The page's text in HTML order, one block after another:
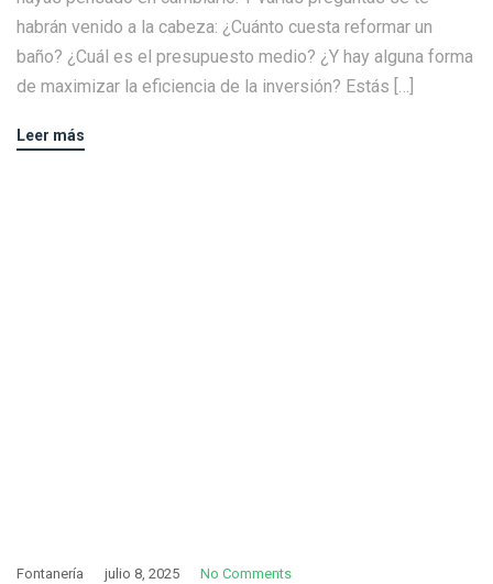
habrán venido a la cabeza: ¿Cuánto cuesta reformar un
baño? ¿Cuál es el presupuesto medio? ¿Y hay alguna forma
de maximizar la eficiencia de la inversión? Estás […]
Leer más
Fontanería julio 8, 2025 No Comments